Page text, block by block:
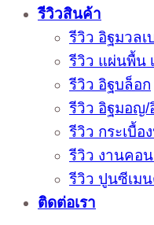
รีวิวสินค้า
รีวิว อิฐมวลเ
รีวิว แผ่นพื้น
รีวิว อิฐบล็อก
รีวิว อิฐมอญ/
รีวิว กระเบื้อ
รีวิว งานคอ
รีวิว ปูนซีเม
ติดต่อเรา